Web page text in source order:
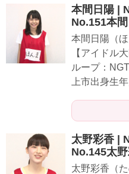
本間日陽 |
No.151本間
本間日陽（
【アイドル
ループ：
上市出身生
太野彩香 |
No.145太野
太野彩香（